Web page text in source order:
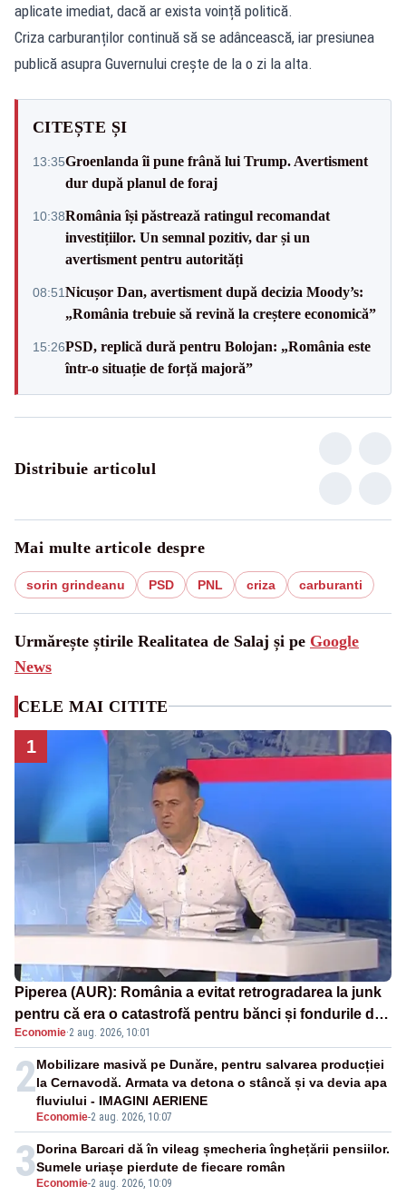
aplicate imediat, dacă ar exista voință politică.
Criza carburanților continuă să se adâncească, iar presiunea
publică asupra Guvernului crește de la o zi la alta.
CITEȘTE ȘI
13:35Groenlanda îi pune frână lui Trump. Avertisment
dur după planul de foraj
10:38România își păstrează ratingul recomandat
investițiilor. Un semnal pozitiv, dar și un
avertisment pentru autorități
08:51Nicușor Dan, avertisment după decizia Moody’s:
„România trebuie să revină la creștere economică”
15:26PSD, replică dură pentru Bolojan: „România este
într-o situație de forță majoră”
Distribuie articolul
Mai multe articole despre
sorin grindeanu PSD PNL criza carburanti
Urmărește știrile Realitatea de Salaj și pe Google
News
CELE MAI CITITE
1
Piperea (AUR): România a evitat retrogradarea la junk
pentru că era o catastrofă pentru bănci și fondurile de
pensii
Economie·2 aug. 2026, 10:01
2
Economie-2 aug. 2026, 10:07
Mobilizare masivă pe Dunăre, pentru salvarea producției
la Cernavodă. Armata va detona o stâncă și va devia apa
fluviului - IMAGINI AERIENE
3 Economie-2 aug. 2026, 10:09
Dorina Barcari dă în vileag șmecheria înghețării pensiilor.
Sumele uriașe pierdute de fiecare român